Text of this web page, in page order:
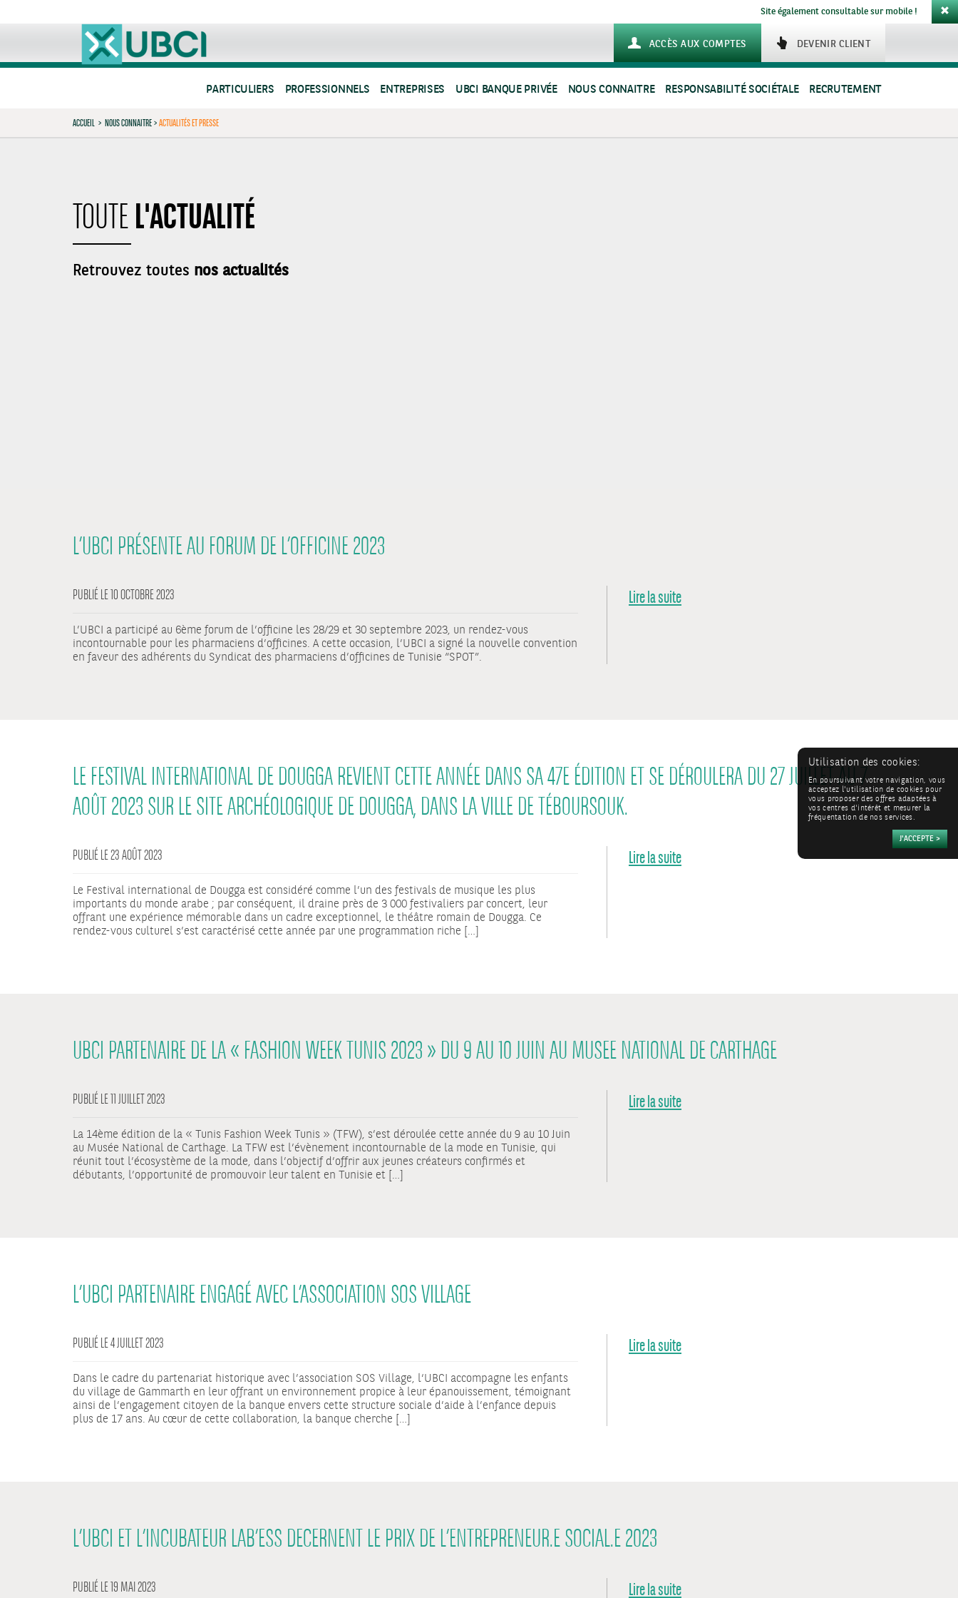
Site également consultable sur mobile !
DEVENIR CLIENT
ACCÈS AUX COMPTES
PARTICULIERS PROFESSIONNELS ENTREPRISES UBCI BANQUE PRIVÉE NOUS CONNAITRE RESPONSABILITÉ SOCIÉTALE RECRUTEMENT
ACCUEIL > NOUS CONNAITRE>ACTUALITÉS ET PRESSE
TOUTEL'ACTUALITÉ
Retrouvez toutes nos actualités
L’UBCI PRÉSENTE AU FORUM DE L’OFFICINE 2023
PUBLIÉ LE 10 OCTOBRE 2023
L’UBCI a participé au 6ème forum de l’officine les 28/29 et 30 septembre 2023, un rendez-vous
incontournable pour les pharmaciens d’officines. A cette occasion, l’UBCI a signé la nouvelle convention
en faveur des adhérents du Syndicat des pharmaciens d’officines de Tunisie “SPOT”.
Lire la suite
LE FESTIVAL INTERNATIONAL DE DOUGGA REVIENT CETTE ANNÉE DANS SA 47E ÉDITION ET SE DÉROULERA DU 27 JUILLET AU 7
AOÛT 2023 SUR LE SITE ARCHÉOLOGIQUE DE DOUGGA, DANS LA VILLE DE TÉBOURSOUK.
PUBLIÉ LE 23 AOÛT 2023
Le Festival international de Dougga est considéré comme l’un des festivals de musique les plus
importants du monde arabe ; par conséquent, il draine près de 3 000 festivaliers par concert, leur
offrant une expérience mémorable dans un cadre exceptionnel, le théâtre romain de Dougga. Ce
rendez-vous culturel s’est caractérisé cette année par une programmation riche […]
Lire la suite
UBCI PARTENAIRE DE LA « FASHION WEEK TUNIS 2023 » DU 9 AU 10 JUIN AU MUSEE NATIONAL DE CARTHAGE
PUBLIÉ LE 11 JUILLET 2023
La 14ème édition de la « Tunis Fashion Week Tunis » (TFW), s’est déroulée cette année du 9 au 10 Juin
au Musée National de Carthage. La TFW est l’évènement incontournable de la mode en Tunisie, qui
réunit tout l’écosystème de la mode, dans l’objectif d’offrir aux jeunes créateurs confirmés et
débutants, l’opportunité de promouvoir leur talent en Tunisie et […]
Lire la suite
L’UBCI PARTENAIRE ENGAGÉ AVEC L’ASSOCIATION SOS VILLAGE
PUBLIÉ LE 4 JUILLET 2023
Dans le cadre du partenariat historique avec l’association SOS Village, l‘UBCI accompagne les enfants
du village de Gammarth en leur offrant un environnement propice à leur épanouissement, témoignant
ainsi de l’engagement citoyen de la banque envers cette structure sociale d’aide à l’enfance depuis
plus de 17 ans. Au cœur de cette collaboration, la banque cherche […]
Lire la suite
L’UBCI ET L’INCUBATEUR LAB’ESS DECERNENT LE PRIX DE L’ENTREPRENEUR.E SOCIAL.E 2023
PUBLIÉ LE 19 MAI 2023 Lire la suite
Utilisation des cookies:
En poursuivant votre navigation, vous
acceptez l'utilisation de cookies pour
vous proposer des offres adaptées à
vos centres d'intérêt et mesurer la
fréquentation de nos services.